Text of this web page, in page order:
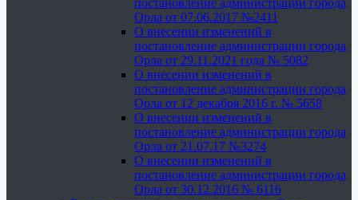
постановление администрации города
Орла от 07.06.2017 №2411
О внесении изменений в
постановление администрации города
Орла от 29.11.2021 года № 5082
О внесении изменений в
постановление администрации города
Орла от 12 декабря 2016 г. № 5658
О внесении изменений в
постановление администрации города
Орла от 21.07.17 №3274
О внесении изменений в
постановление администрации города
Орла от 30.12.2016 № 6116